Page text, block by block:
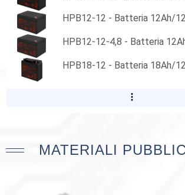
HPB12-12 - Batteria 12Ah/
HPB12-12-4,8 - Batteria
HPB18-12 - Batteria 18Ah/
MATERIALI